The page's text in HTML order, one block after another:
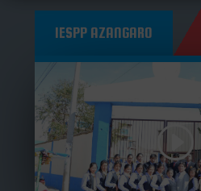
IESPP AZANGARO